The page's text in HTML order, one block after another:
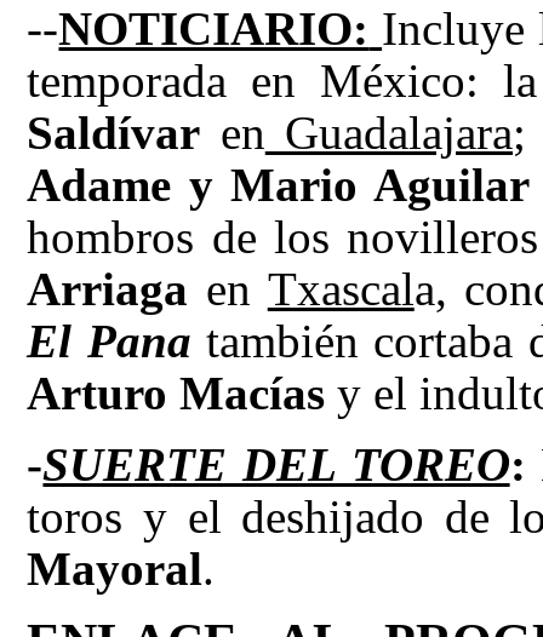
--NOTICIARIO: Incluye
temporada en México:
Saldívar en Guadalajara;
Adame y Mario Aguilar
hombros de los
Arriaga en Txascala,
El Pana también cortaba
Arturo Macías y el
-SUERTE DEL TOREO:
toros y el deshijado de
Mayoral.